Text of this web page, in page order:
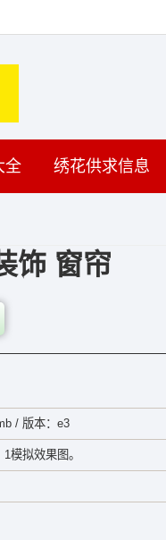
全 绣花供求信息
饰 窗帘
/ 版本：e3
模拟效果图。